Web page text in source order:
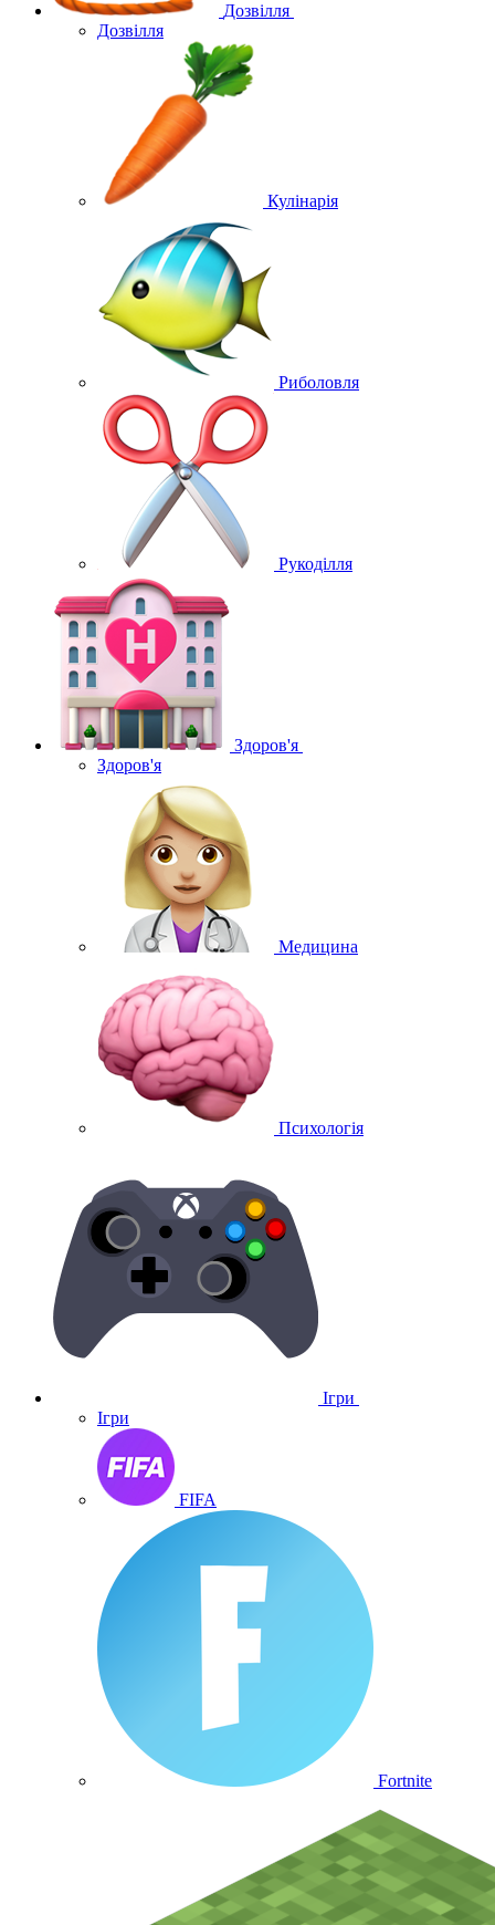
Дозвілля
Дозвілля
Кулінарія
Риболовля
Рукоділля
Здоров'я
Здоров'я
Медицина
Психологія
Ігри
Ігри
FIFA
Fortnite